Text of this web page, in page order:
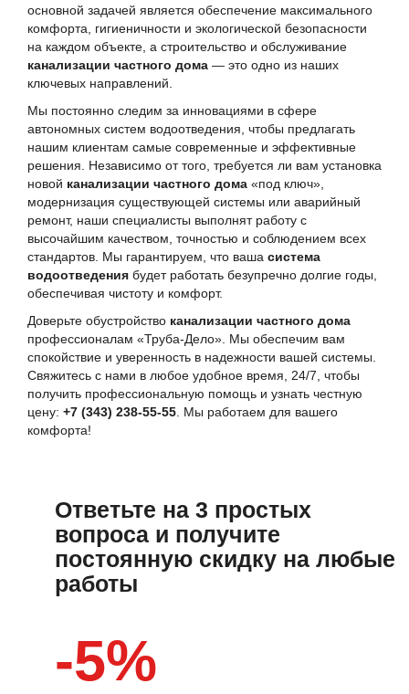
основной задачей является обеспечение максимального
комфорта, гигиеничности и экологической безопасности
на каждом объекте, а строительство и обслуживание
канализации частного дома — это одно из наших
ключевых направлений.
Мы постоянно следим за инновациями в сфере
автономных систем водоотведения, чтобы предлагать
нашим клиентам самые современные и эффективные
решения. Независимо от того, требуется ли вам установка
новой канализации частного дома «под ключ»,
модернизация существующей системы или аварийный
ремонт, наши специалисты выполнят работу с
высочайшим качеством, точностью и соблюдением всех
стандартов. Мы гарантируем, что ваша система
водоотведения будет работать безупречно долгие годы,
обеспечивая чистоту и комфорт.
Доверьте обустройство канализации частного дома
профессионалам «Труба-Дело». Мы обеспечим вам
спокойствие и уверенность в надежности вашей системы.
Свяжитесь с нами в любое удобное время, 24/7, чтобы
получить профессиональную помощь и узнать честную
цену: +7 (343) 238-55-55 . Мы работаем для вашего
комфорта!
Ответьте на 3 простых
вопроса и получите
постоянную скидку на любые
работы
-5%